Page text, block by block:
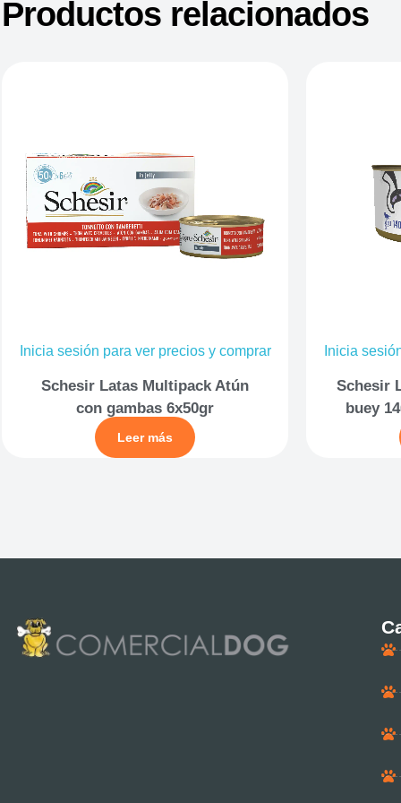
Productos relacionados
Inicia sesión para ver precios y comprar
Schesir Latas Multipack Atún
con gambas 6x50gr
Leer más
Inicia
Schesir
buey